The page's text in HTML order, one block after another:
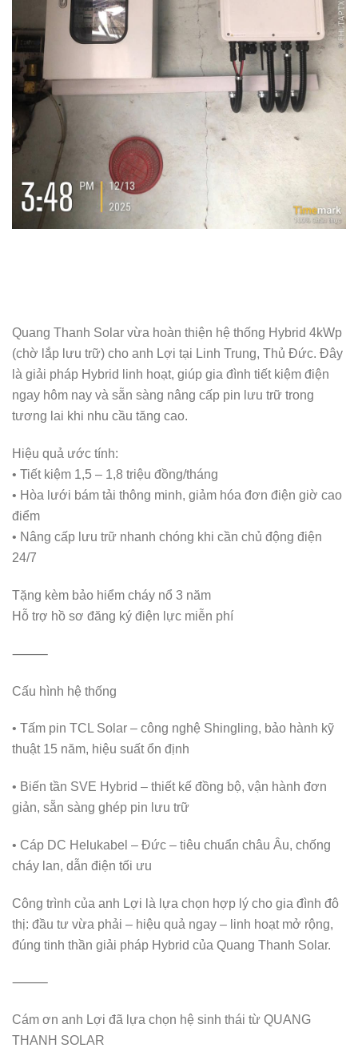
Quang Thanh Solar vừa hoàn thiện hệ thống Hybrid 4kWp
(chờ lắp lưu trữ) cho anh Lợi tại Linh Trung, Thủ Đức. Đây
là giải pháp Hybrid linh hoạt, giúp gia đình tiết kiệm điện
ngay hôm nay và sẵn sàng nâng cấp pin lưu trữ trong
tương lai khi nhu cầu tăng cao.
Hiệu quả ước tính:
• Tiết kiệm 1,5 – 1,8 triệu đồng/tháng
• Hòa lưới bám tải thông minh, giảm hóa đơn điện giờ cao
điểm
• Nâng cấp lưu trữ nhanh chóng khi cần chủ động điện
24/7
Tặng kèm bảo hiểm cháy nổ 3 năm
Hỗ trợ hồ sơ đăng ký điện lực miễn phí
⸻
Cấu hình hệ thống
• Tấm pin TCL Solar – công nghệ Shingling, bảo hành kỹ
thuật 15 năm, hiệu suất ổn định
• Biến tần SVE Hybrid – thiết kế đồng bộ, vận hành đơn
giản, sẵn sàng ghép pin lưu trữ
• Cáp DC Helukabel – Đức – tiêu chuẩn châu Âu, chống
cháy lan, dẫn điện tối ưu
Công trình của anh Lợi là lựa chọn hợp lý cho gia đình đô
thị: đầu tư vừa phải – hiệu quả ngay – linh hoạt mở rộng,
đúng tinh thần giải pháp Hybrid của Quang Thanh Solar.
⸻
Cám ơn anh Lợi đã lựa chọn hệ sinh thái từ QUANG
THANH SOLAR